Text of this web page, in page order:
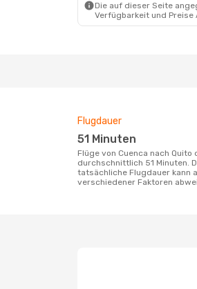
Die auf dieser Seite
Verfügbarkeit und Preise
Flugdauer
51 Minuten
Flüge von Cuenca nach Quito dauern
durchschnittlich 51 Minuten.
tatsächliche Flugdauer kann
verschiedener Faktoren